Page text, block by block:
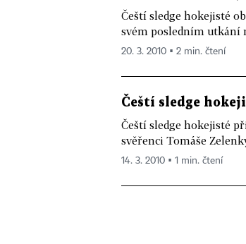
Čeští sledge hokejisté
svém posledním utkání
20. 3. 2010 ▪ 2 min. čtení
Čeští sledge
Čeští sledge hokejisté
svěřenci Tomáše
14. 3. 2010 ▪ 1 min. čtení